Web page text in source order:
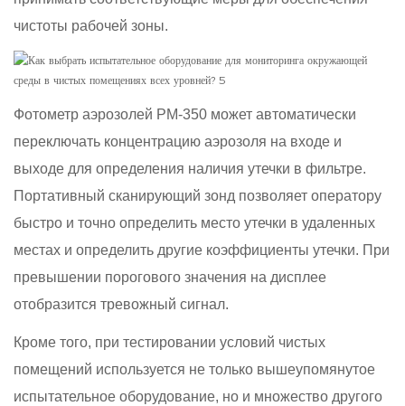
чистоты рабочей зоны.
Фотометр аэрозолей PM-350 может автоматически
переключать концентрацию аэрозоля на входе и
выходе для определения наличия утечки в фильтре.
Портативный сканирующий зонд позволяет оператору
быстро и точно определить место утечки в удаленных
местах и ​​определить другие коэффициенты утечки. При
превышении порогового значения на дисплее
отобразится тревожный сигнал.
Кроме того, при тестировании условий чистых
помещений используется не только вышеупомянутое
испытательное оборудование, но и множество другого